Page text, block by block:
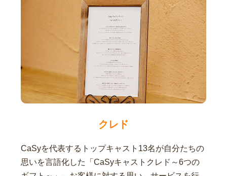
クレド
CaSyを代表するトップキャスト13名が自分たちの
思いを言語化した「CaSyキャストクレド～6つの